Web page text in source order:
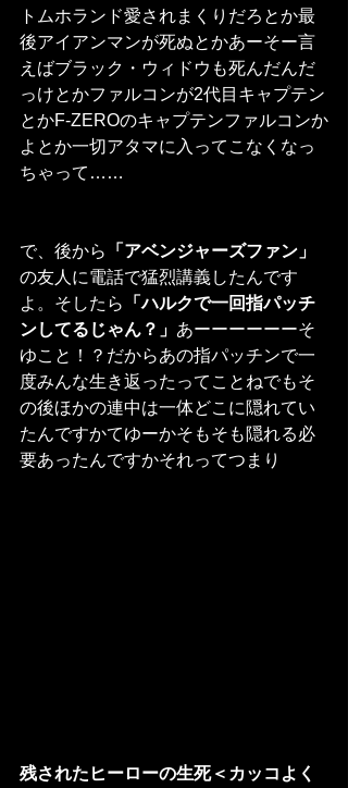
トムホランド愛されまくりだろとか最
後アイアンマンが死ぬとかあーそー言
えばブラック・ウィドウも死んだんだ
っけとかファルコンが2代目キャプテン
とかF-ZEROのキャプテンファルコンか
よとか一切アタマに入ってこなくなっ
ちゃって……
で、後から
「アベンジャーズファン」
の友人に電話で猛烈講義したんです
よ。そしたら
「ハルクで一回指パッチ
ンしてるじゃん？」 あーーーーーーそ
ゆこと！？だからあの指パッチンで一
度みんな生き返ったってことねでもそ
の後ほかの連中は一体どこに隠れてい
たんですかてゆーかそもそも隠れる必
要あったんですかそれってつまり
残されたヒーローの生死＜カッコよく